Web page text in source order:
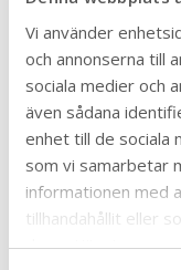
Vi använder
och annonserna till
sociala medier och
även sådana
enhet till de sociala
som vi samarbetar
informationen med
tillhandahållit eller
deras tjänster.
Liv
Senast uppdaterad:
Dela sidan:
dIn
Arkiv